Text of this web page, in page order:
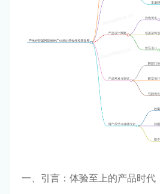
一、引言：体验至上的产品时代